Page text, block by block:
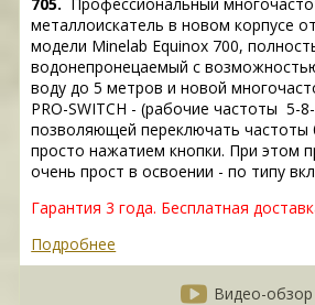
металлоискатель в новом корпусе
модели Minelab Equinox 700,
водонепронецаемый с
воду до 5 метров и новой
PRO-SWITCH - (рабочие частоты 5-
позволяющей переключать частоты
просто нажатием кнопки. При этом
очень прост в освоении - по типу
Гарантия 3 года. Бесплатная
Подробнее
Видео-обзор